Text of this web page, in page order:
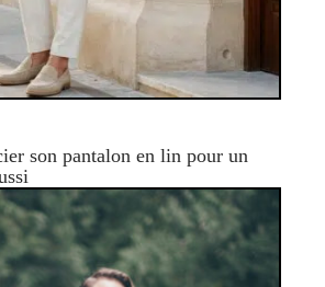
son pantalon en lin pour un